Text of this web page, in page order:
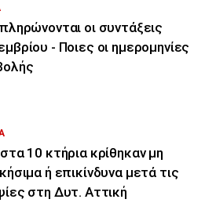
οι συντάξεις
- Ποιες οι ημερομηνίες
10 κτήρια κρίθηκαν μη
ή επικίνδυνα μετά τις
στη Δυτ. Αττική